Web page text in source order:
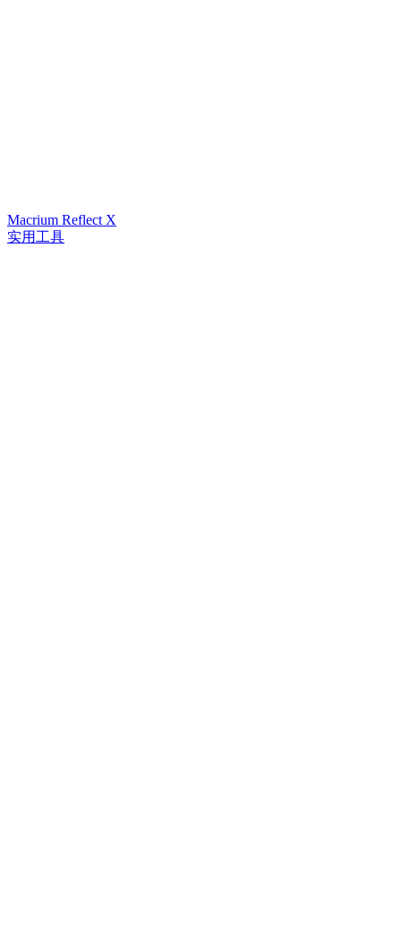
Macrium Reflect X
实用工具